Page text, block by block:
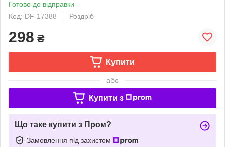
Готово до відправки
Код: DF-17388
Роздріб
298 ₴
Купити
або
Купити з
Що таке купити з Пром?
Замовлення під захистом